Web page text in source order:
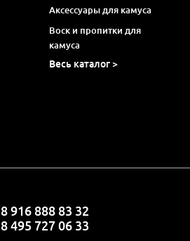
Аксессуары для камуса
Воск и пропитки для
камуса
Весь каталог >
8 916 888 83 32
8 495 727 06 33